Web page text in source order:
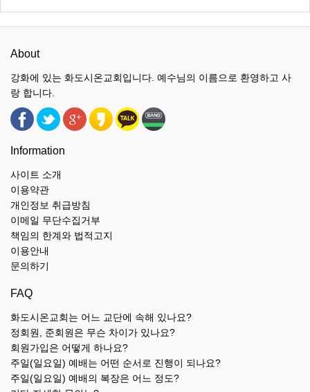
About
강화에 있는 화도시온교회입니다. 예수님의 이름으로 환영하고 사
랑 합니다.
Information
사이트 소개
이용약관
개인정보 취급방침
이메일 무단수집거부
책임의 한계와 법적고지
이용안내
문의하기
FAQ
화도시온교회는 어느 교단에 속해 있나요?
정회원, 준회원은 무슨 차이가 있나요?
회원가입은 어떻게 하나요?
주일(일요일) 예배는 어떤 순서로 진행이 되나요?
주일(일요일) 예배의 복장은 어느 정도?